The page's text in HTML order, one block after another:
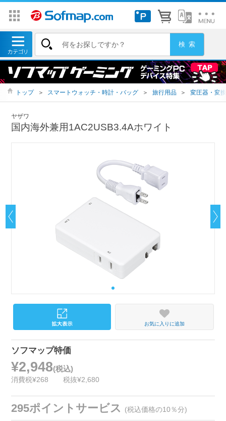
トップ ＞ スマートウォッチ・時計・バッグ ＞ 旅行用品 ＞ 変圧器・変
ヤザワ
国内海外兼用1AC2USB3.4Aホワイト
お気に入りに追加
ソフマップ特価
¥2,948(税込)
消費税¥268 税抜¥2,680
295ポイントサービス (税込価格の10％分)